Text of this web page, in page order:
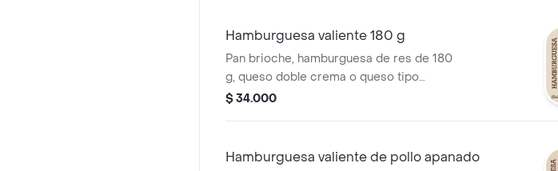
Hamburguesa valiente 180 g
Pan brioche, hamburguesa de res de 180
g, queso doble crema o queso tipo
cheddar, papa cabello de ángel,
$ 34.000
Hamburguesa valiente de pollo apanado